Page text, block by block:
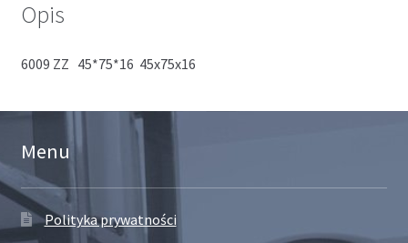
Opis
6009 ZZ 45*75*16 45x75x16
Menu
Polityka prywatności